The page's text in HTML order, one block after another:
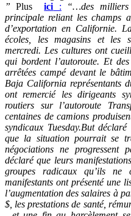
”Plus ici:
“…des milliers
principale reliant les champs
d’exportation en Californie.
écoles, les magasins et les
mercredi. Les cultures ont
qui bordent l’autoroute. Et
arrêtées campé devant le
Baja California représentants
ont remercié les dirigeants
routiers sur l’autoroute
centaines de camions
syndicaux Tuesday.But
que la situation pourrait se
négociations ne progressent
déclaré que leurs
groupes radicaux qu’ils ne
manifestants ont présenté une
l’augmentation des salaires à
$, les prestations de santé,